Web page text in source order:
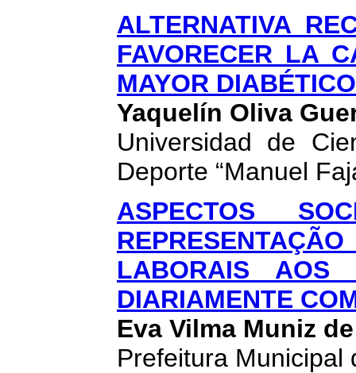
ALTERNATIVA
FAVORECER LA
MAYOR DIABÉTICO
Yaquelín Oliva
Universidad de
Deporte “Manuel
ASPECTOS
LABORAIS AOS
DIARIAMENTE
Eva Vilma Muniz
Prefeitura Municipal